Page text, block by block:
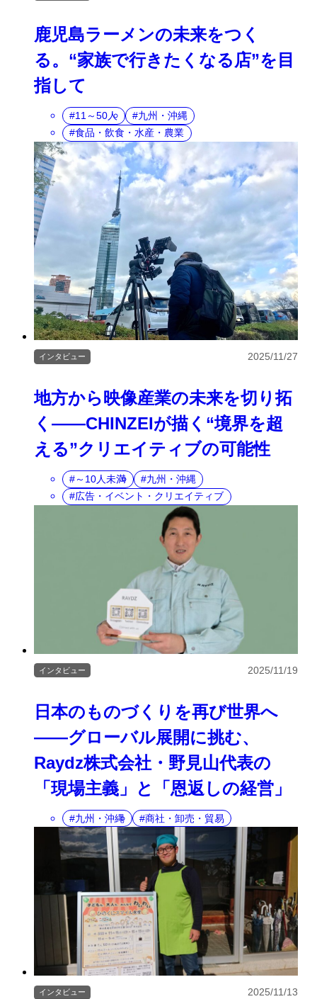
鹿児島ラーメンの未来をつく
る。“家族で行きたくなる店”を目
指して
11～50人
九州・沖縄
食品・飲食・水産・農業
地方から映像産業の未来を切り拓
く――CHINZEIが描く“境界を超
える”クリエイティブの可能性
インタビュー 2025/11/27
～10人未満
九州・沖縄
広告・イベント・クリエイティブ
日本のものづくりを再び世界へ
——グローバル展開に挑む、
Raydz株式会社・野見山代表の
「現場主義」と「恩返しの経営」
インタビュー 2025/11/19
九州・沖縄 商社・卸売・貿易
インタビュー 2025/11/13